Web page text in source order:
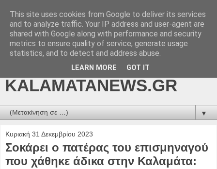
kalamatanews.gr -
ΜΕΣΣΗΝΙΑΚΑ ΝΕΑ
ONLINE-
KALAMATANEWS.GR
▼
Κυριακή 31 Δεκεμβρίου 2023
Σοκάρει ο πατέρας του επισμηναγού
που χάθηκε άδικα στην Καλαμάτα:
This site uses cookies from Google to deliver its services
and to analyze traffic. Your IP address and user-agent are
shared with Google along with performance and security
metrics to ensure quality of service, generate usage
statistics, and to detect and address abuse.
LEARN MORE GOT IT